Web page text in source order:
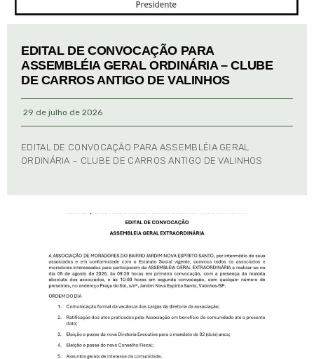
EDITAL DE CONVOCAÇÃO PARA
ASSEMBLÉIA GERAL ORDINÁRIA – CLUBE
DE CARROS ANTIGO DE VALINHOS
29 de julho de 2026
EDITAL DE CONVOCAÇÃO PARA ASSEMBLÉIA GERAL
ORDINÁRIA – CLUBE DE CARROS ANTIGO DE VALINHOS